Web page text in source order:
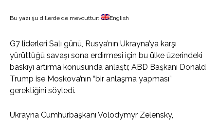
Bu yazı şu dillerde de mevcuttur: English
G7 liderleri Salı günü, Rusya’nın Ukrayna’ya karşı
yürüttüğü savaşı sona erdirmesi için bu ülke üzerindeki
baskıyı artırma konusunda anlaştı; ABD Başkanı Donald
Trump ise Moskova’nın “bir anlaşma yapması”
gerektiğini söyledi.
Ukrayna Cumhurbaşkanı Volodymyr Zelensky,